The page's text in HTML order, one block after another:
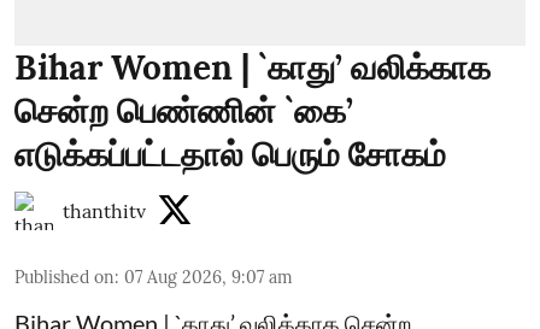
Bihar Women | `காது’ வலிக்காக
சென்ற பெண்ணின் `கை’
எடுக்கப்பட்டதால் பெரும் சோகம்
thanthitv
Published on: 07 Aug 2026, 9:07 am
Bihar Women | `காது’ வலிக்காக சென்ற